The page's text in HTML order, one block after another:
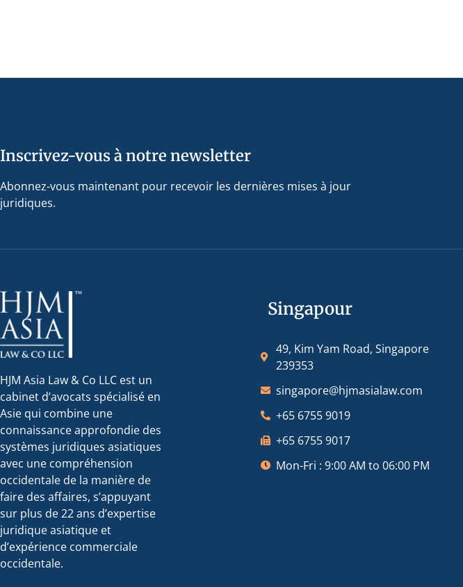
Inscrivez-vous à notre newsletter
Abonnez-vous maintenant pour recevoir les dernières mises à jour
juridiques.
HJM Asia Law & Co LLC est un
cabinet d’avocats spécialisé en
Asie qui combine une
connaissance approfondie des
systèmes juridiques asiatiques
avec une compréhension
occidentale de la manière de
faire des affaires, s’appuyant
sur plus de 22 ans d’expertise
juridique asiatique et
d’expérience commerciale
occidentale.
Singapour
49, Kim Yam Road, Singapore
239353
singapore@hjmasialaw.com
+65 6755 9019
+65 6755 9017
Mon-Fri : 9:00 AM to 06:00 PM